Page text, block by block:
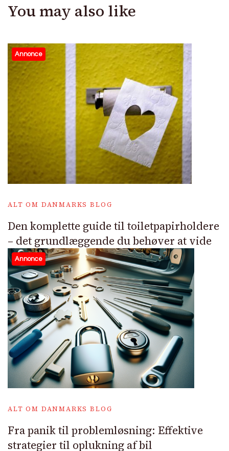
You may also like
Annonce
ALT OM DANMARKS BLOG
Den komplette guide til toiletpapirholdere
– det grundlæggende du behøver at vide
Annonce
ALT OM DANMARKS BLOG
Fra panik til problemløsning: Effektive
strategier til oplukning af bil